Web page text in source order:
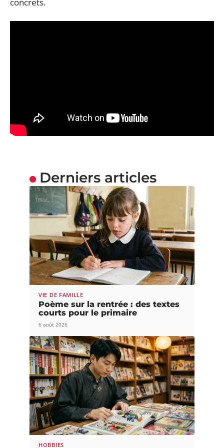
Derniers articles
VIE DE FAMILLE
Poème sur la rentrée : des textes
courts pour le primaire
6 août 2026
HOBBIES